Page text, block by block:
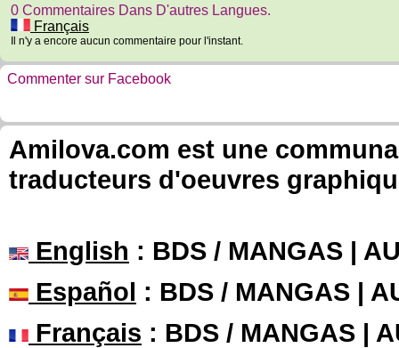
0 Commentaires Dans D'autres Langues.
Français
Il n'y a encore aucun commentaire pour l'instant.
Commenter sur Facebook
Amilova.com est une
traducteurs d'oeuvres
English : BDS / MANGAS |
Español : BDS / MANGAS |
Français : BDS / MANGAS |